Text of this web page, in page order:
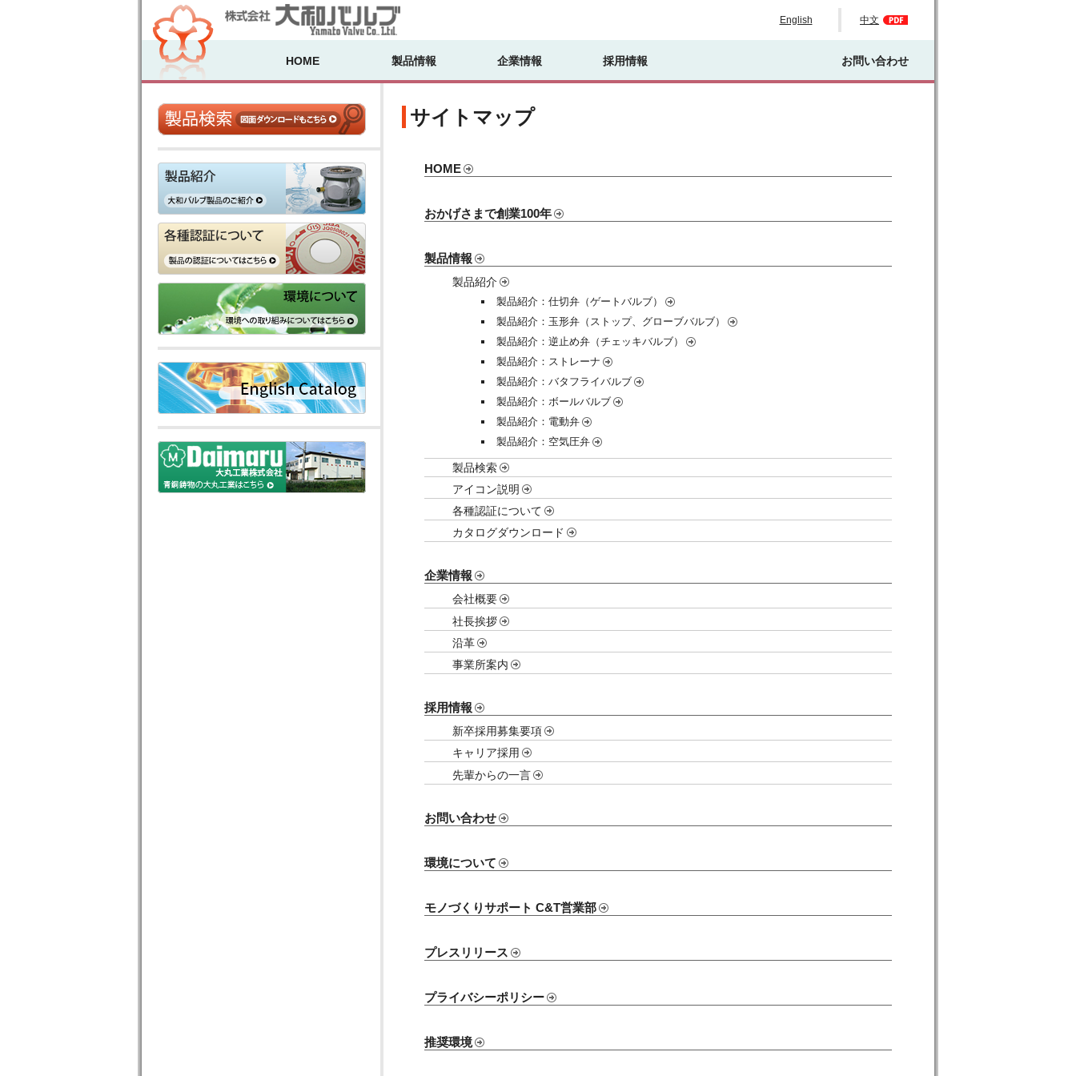
English 中文
HOME 製品情報 企業情報 採用情報 お問い合わせ
サイトマップ
HOME
おかげさまで創業100年
製品情報
製品紹介
製品紹介：仕切弁（ゲートバルブ）
製品紹介：玉形弁（ストップ、グローブバルブ）
製品紹介：逆止め弁（チェッキバルブ）
製品紹介：ストレーナ
製品紹介：バタフライバルブ
製品紹介：ボールバルブ
製品紹介：電動弁
製品紹介：空気圧弁
製品検索
アイコン説明
各種認証について
カタログダウンロード
企業情報
会社概要
社長挨拶
沿革
事業所案内
採用情報
新卒採用募集要項
キャリア採用
先輩からの一言
お問い合わせ
環境について
モノづくりサポート C&T営業部
プレスリリース
プライバシーポリシー
推奨環境
製品検索
製品紹介
各種認証について
環境について
English Catalog
大丸工業株式会社